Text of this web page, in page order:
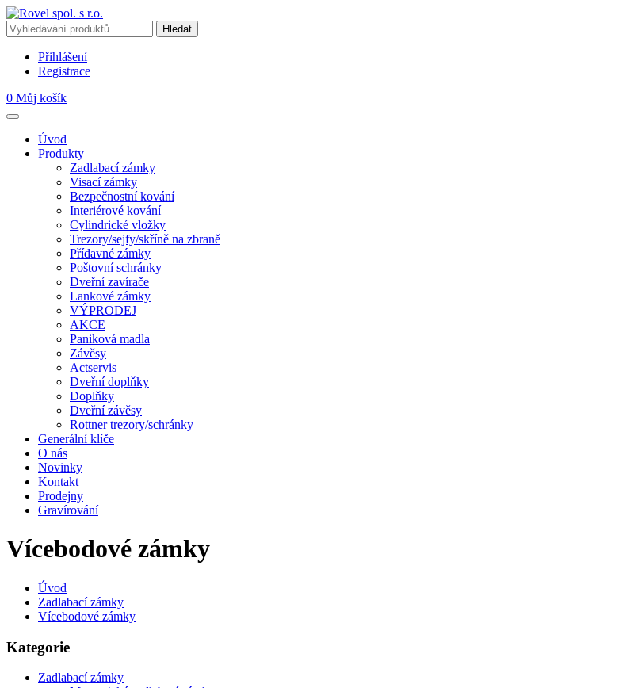
Přihlášení
Registrace
0 Můj košík
Úvod
Produkty
Zadlabací zámky
Visací zámky
Bezpečnostní kování
Interiérové kování
Cylindrické vložky
Trezory/sejfy/skříně na zbraně
Přídavné zámky
Poštovní schránky
Dveřní zavírače
Lankové zámky
VÝPRODEJ
AKCE
Paniková madla
Závěsy
Actservis
Dveřní doplňky
Doplňky
Dveřní závěsy
Rottner trezory/schránky
Generální klíče
O nás
Novinky
Kontakt
Prodejny
Gravírování
Vícebodové zámky
Úvod
Zadlabací zámky
Vícebodové zámky
Kategorie
Zadlabací zámky